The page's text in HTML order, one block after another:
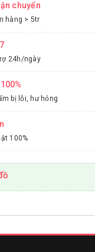
chuyển
hàng > 5tr
24h/ngày
bị lỗi, hư hỏng
100%